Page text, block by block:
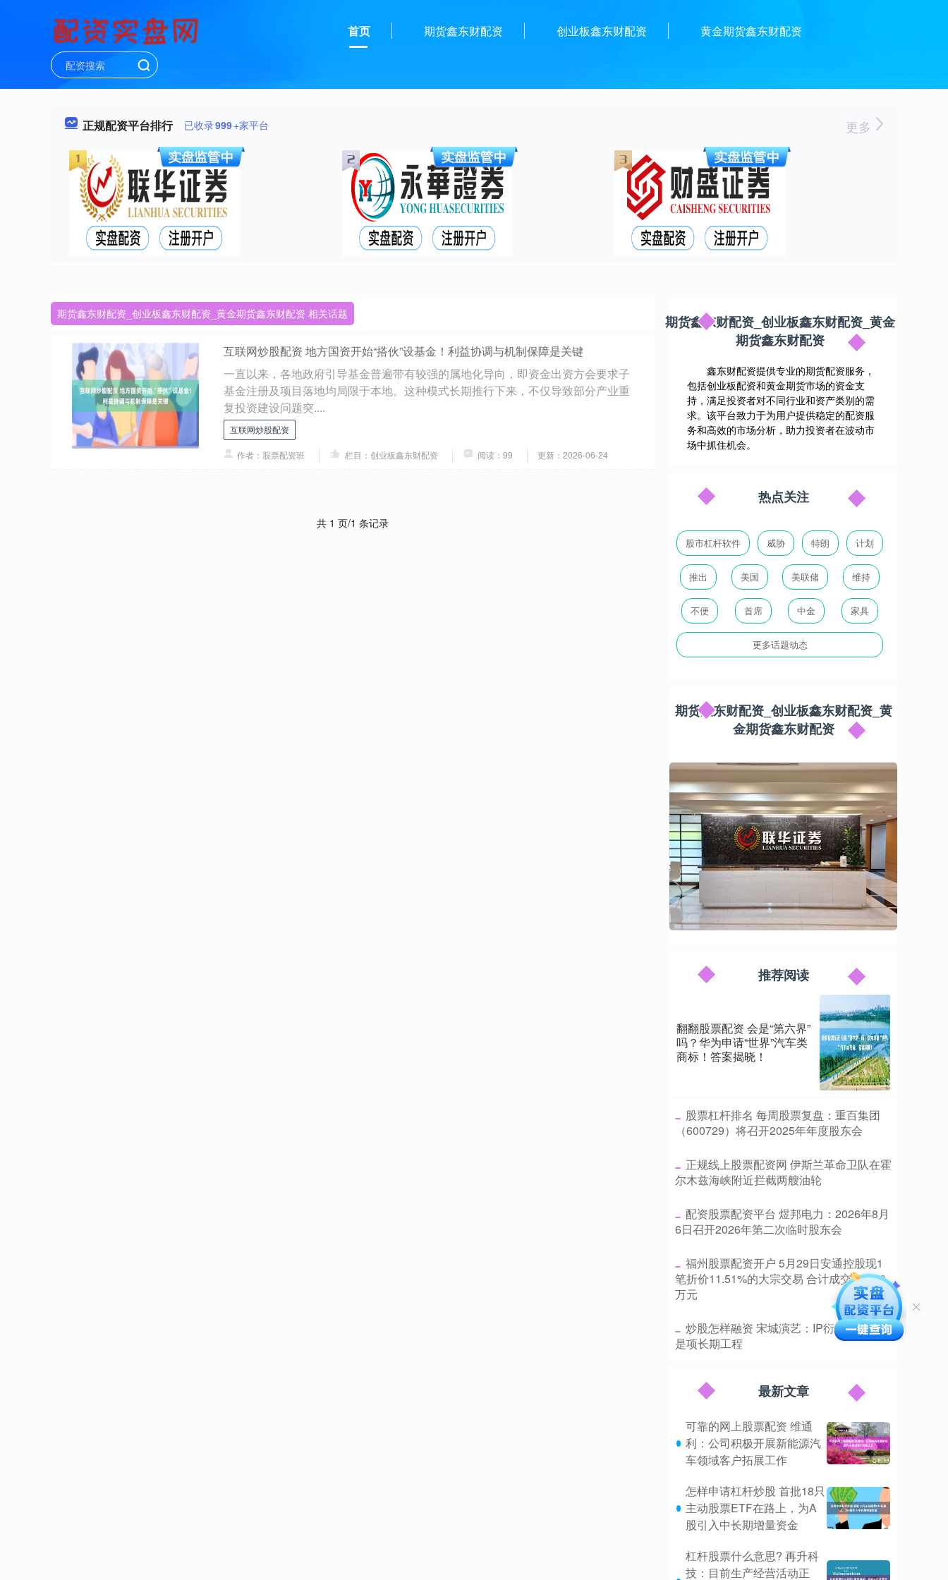
首页 期货鑫东财配资 创业板鑫东财配资 黄金期货鑫东财配资
正规配资平台排行 已收录999+家平台 更多
期货鑫东财配资_创业板鑫东财配资_黄金期货鑫东财配资 相关话题
互联网炒股配资 地方国资开始“搭伙”设基金！利益协调与机制保障是关键
一直以来，各地政府引导基金普遍带有较强的属地化导向，即资金出资方会要求子
基金注册及项目落地均局限于本地。这种模式长期推行下来，不仅导致部分产业重
复投资建设问题突....
互联网炒股配资
作者：股票配资班 栏目：创业板鑫东财配资 阅读：99 更新：2026-06-24
共 1 页/1 条记录
期货鑫东财配资_创业板鑫东财配资_黄金
期货鑫东财配资
鑫东财配资提供专业的期货配资服务，
包括创业板配资和黄金期货市场的资金支
持，满足投资者对不同行业和资产类别的需
求。该平台致力于为用户提供稳定的配资服
务和高效的市场分析，助力投资者在波动市
场中抓住机会。
热点关注
股市杠杆软件 威胁 特朗 计划
推出 美国 美联储 维持
不便 首席 中金 家具
更多话题动态
期货鑫东财配资_创业板鑫东财配资_黄
金期货鑫东财配资
推荐阅读
翻翻股票配资 会是“第六界”
吗？华为申请“世界”汽车类
商标！答案揭晓！
​股票杠杆排名 每周股票复盘：重百集团
（600729）将召开2025年年度股东会
​正规线上股票配资网 伊斯兰革命卫队在霍
尔木兹海峡附近拦截两艘油轮
​配资股票配资平台 煜邦电力：2026年8月
6日召开2026年第二次临时股东会
​福州股票配资开户 5月29日安通控股现1
笔折价11.51%的大宗交易 合计成交192.08
万元
​炒股怎样融资 宋城演艺：IP衍生品的开发
是项长期工程
最新文章
可靠的网上股票配资 维通
利：公司积极开展新能源汽
车领域客户拓展工作
怎样申请杠杆炒股 首批18只
主动股票ETF在路上，为A
股引入中长期增量资金
杠杆股票什么意思? 再升科
技：目前生产经营活动正